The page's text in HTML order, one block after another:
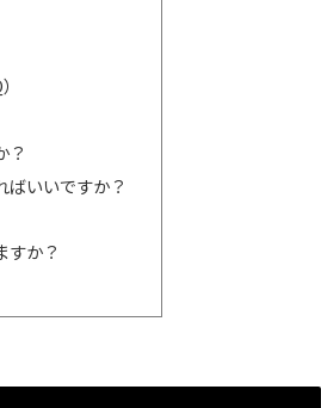
？
ばいいですか？
すか？